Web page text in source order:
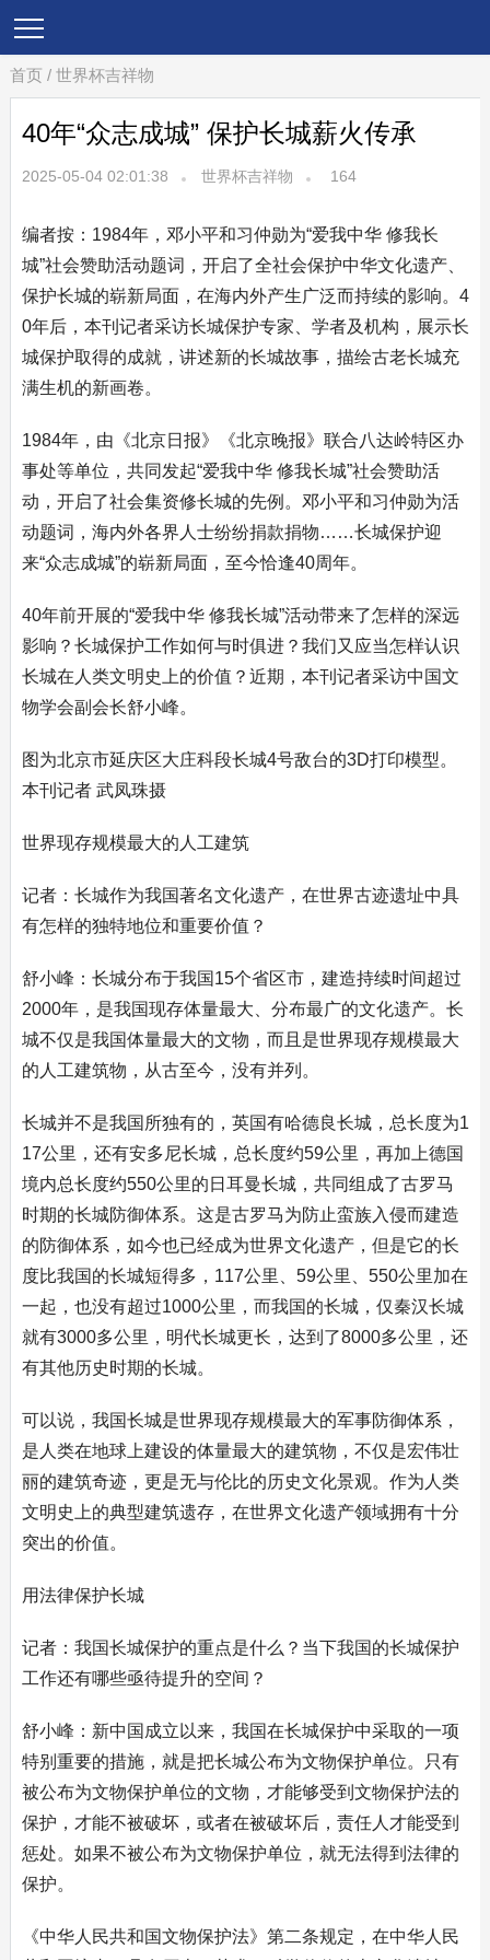
首页 / 世界杯吉祥物
40年“众志成城” 保护长城薪火传承
2025-05-04 02:01:38 世界杯吉祥物 164
编者按：1984年，邓小平和习仲勋为“爱我中华 修我长
城”社会赞助活动题词，开启了全社会保护中华文化遗产、
保护长城的崭新局面，在海内外产生广泛而持续的影响。4
0年后，本刊记者采访长城保护专家、学者及机构，展示长
城保护取得的成就，讲述新的长城故事，描绘古老长城充
满生机的新画卷。
1984年，由《北京日报》《北京晚报》联合八达岭特区办
事处等单位，共同发起“爱我中华 修我长城”社会赞助活
动，开启了社会集资修长城的先例。邓小平和习仲勋为活
动题词，海内外各界人士纷纷捐款捐物……长城保护迎
来“众志成城”的崭新局面，至今恰逢40周年。
40年前开展的“爱我中华 修我长城”活动带来了怎样的深远
影响？长城保护工作如何与时俱进？我们又应当怎样认识
长城在人类文明史上的价值？近期，本刊记者采访中国文
物学会副会长舒小峰。
图为北京市延庆区大庄科段长城4号敌台的3D打印模型。
本刊记者 武凤珠摄
世界现存规模最大的人工建筑
记者：长城作为我国著名文化遗产，在世界古迹遗址中具
有怎样的独特地位和重要价值？
舒小峰：长城分布于我国15个省区市，建造持续时间超过
2000年，是我国现存体量最大、分布最广的文化遗产。长
城不仅是我国体量最大的文物，而且是世界现存规模最大
的人工建筑物，从古至今，没有并列。
长城并不是我国所独有的，英国有哈德良长城，总长度为1
17公里，还有安多尼长城，总长度约59公里，再加上德国
境内总长度约550公里的日耳曼长城，共同组成了古罗马
时期的长城防御体系。这是古罗马为防止蛮族入侵而建造
的防御体系，如今也已经成为世界文化遗产，但是它的长
度比我国的长城短得多，117公里、59公里、550公里加在
一起，也没有超过1000公里，而我国的长城，仅秦汉长城
就有3000多公里，明代长城更长，达到了8000多公里，还
有其他历史时期的长城。
可以说，我国长城是世界现存规模最大的军事防御体系，
是人类在地球上建设的体量最大的建筑物，不仅是宏伟壮
丽的建筑奇迹，更是无与伦比的历史文化景观。作为人类
文明史上的典型建筑遗存，在世界文化遗产领域拥有十分
突出的价值。
用法律保护长城
记者：我国长城保护的重点是什么？当下我国的长城保护
工作还有哪些亟待提升的空间？
舒小峰：新中国成立以来，我国在长城保护中采取的一项
特别重要的措施，就是把长城公布为文物保护单位。只有
被公布为文物保护单位的文物，才能够受到文物保护法的
保护，才能不被破坏，或者在被破坏后，责任人才能受到
惩处。如果不被公布为文物保护单位，就无法得到法律的
保护。
《中华人民共和国文物保护法》第二条规定，在中华人民